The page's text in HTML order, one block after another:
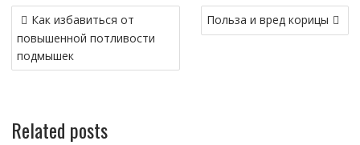
Навигация
по
записям
Как избавиться от
повышенной потливости
подмышек
Польза и вред корицы
Related posts